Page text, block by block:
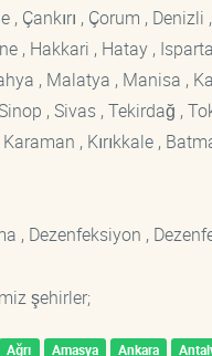
Çankırı , Çorum ,
, Hakkari , Hatay ,
, Malatya , Manisa ,
, Sivas , Tekirdağ ,
, Kırıkkale ,
, Dezenfeksiyon ,
şehirler;
Ağrı Amasya Ankara